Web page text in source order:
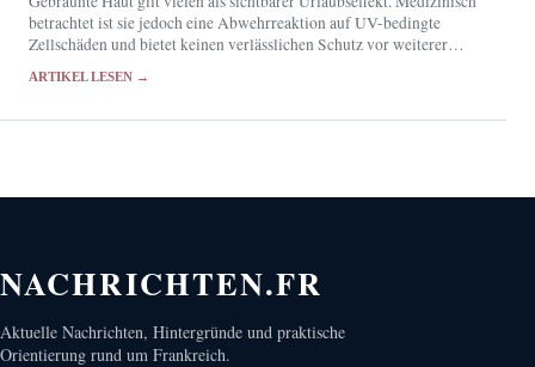
betrachtet ist sie jedoch eine Abwehrreaktion auf UV-bedingte
Zellschäden und bietet keinen verlässlichen Schutz vor weiterer
ARTIKEL LESEN →
NACHRICHTEN.FR
Aktuelle Nachrichten, Hintergründe und praktische
Orientierung rund um Frankreich.